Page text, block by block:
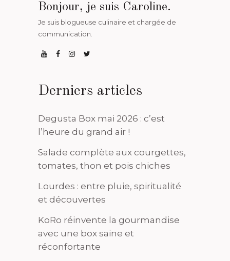
Bonjour, je suis Caroline.
Je suis blogueuse culinaire et chargée de
communication.
Derniers articles
Degusta Box mai 2026 : c’est
l’heure du grand air !
Salade complète aux courgettes,
tomates, thon et pois chiches
Lourdes : entre pluie, spiritualité
et découvertes
KoRo réinvente la gourmandise
avec une box saine et
réconfortante